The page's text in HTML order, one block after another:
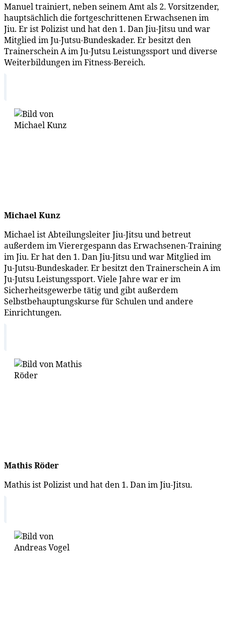
Manuel trainiert, neben seinem Amt als 2. Vorsitzender,
hauptsächlich die fortgeschrittenen Erwachsenen im
Jiu. Er ist Polizist und hat den 1. Dan Jiu-Jitsu und war
Mitglied im Ju-Jutsu-Bundeskader. Er besitzt den
Trainerschein A im Ju-Jutsu Leistungssport und diverse
Weiterbildungen im Fitness-Bereich.
Michael Kunz
Michael ist Abteilungsleiter Jiu-Jitsu und betreut
außerdem im Vierergespann das Erwachsenen-Training
im Jiu. Er hat den 1. Dan Jiu-Jitsu und war Mitglied im
Ju-Jutsu-Bundeskader. Er besitzt den Trainerschein A im
Ju-Jutsu Leistungssport. Viele Jahre war er im
Sicherheitsgewerbe tätig und gibt außerdem
Selbstbehauptungskurse für Schulen und andere
Einrichtungen.
Mathis Röder
Mathis ist Polizist und hat den 1. Dan im Jiu-Jitsu.